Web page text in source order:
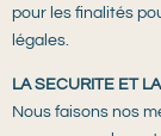
pour les finalités
légales.
LA SECURITE ET
Nous faisons nos